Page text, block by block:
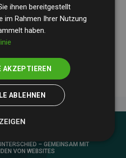
dass unsere Investitionen in
Durchschnitt200 % der
der teilnehmenden
– ein klarer Nachweis für die
unseres Ansatzes.
– GEMEINSAM MIT
VON WEBSITES
ihnen bereitgestellt
im Rahmen Ihrer Nutzung
haben.
AKZEPTIEREN
ABLEHNEN